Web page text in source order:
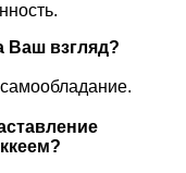
Ваш взгляд?